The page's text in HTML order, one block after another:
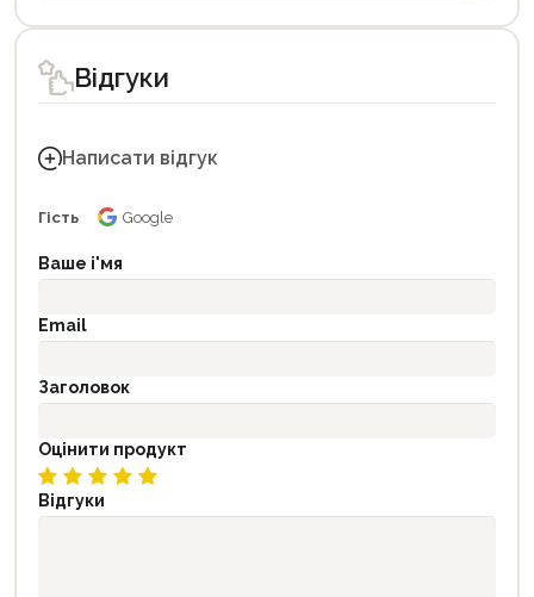
Відгуки
Написати відгук
Гість Google
Ваше і'мя
Email
Заголовок
Оцінити продукт
Відгуки